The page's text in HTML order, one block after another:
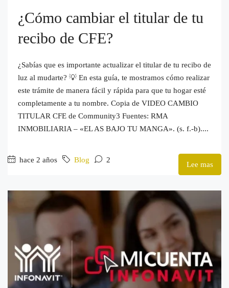
¿Cómo cambiar el titular de tu
recibo de CFE?
¿Sabías que es importante actualizar el titular de tu recibo de
luz al mudarte? 💡 En esta guía, te mostramos cómo realizar
este trámite de manera fácil y rápida para que tu hogar esté
completamente a tu nombre. Copia de VIDEO CAMBIO
TITULAR CFE de Community3 Fuentes: RMA
INMOBILIARIA – «EL AS BAJO TU MANGA». (s. f.-b)....
hace 2 años Blog 2
Lee mas